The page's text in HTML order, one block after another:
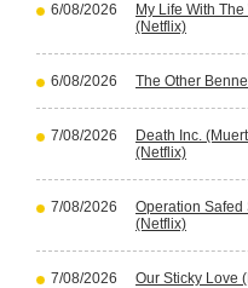
6/08/2026
My Life With
(Netflix)
6/08/2026 The Other
7/08/2026
Death Inc.
(Netflix)
7/08/2026
Operation Safed
(Netflix)
7/08/2026 Our Sticky Love